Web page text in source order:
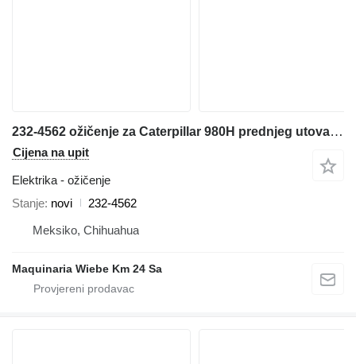
232-4562 ožičenje za Caterpillar 980H prednjeg utovarivača
Cijena na upit
Elektrika - ožičenje
Stanje novi
232-4562
Meksiko, Chihuahua
Maquinaria Wiebe Km 24 Sa